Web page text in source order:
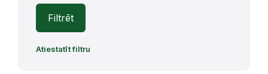
Filtrēt
Atiestatīt filtru